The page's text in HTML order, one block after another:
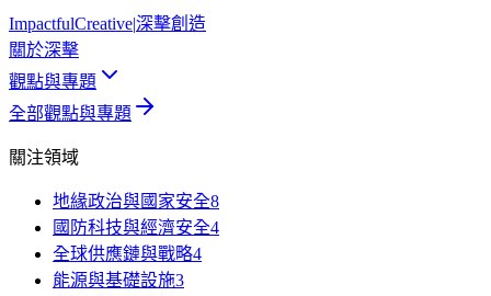
ImpactfulCreative|深擊創造
關於深擊
觀點與專題
全部觀點與專題
關注領域
地緣政治與國家安全8
國防科技與經濟安全4
全球供應鏈與戰略4
能源與基礎設施3